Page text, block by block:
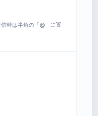
時は半角の「@」に置